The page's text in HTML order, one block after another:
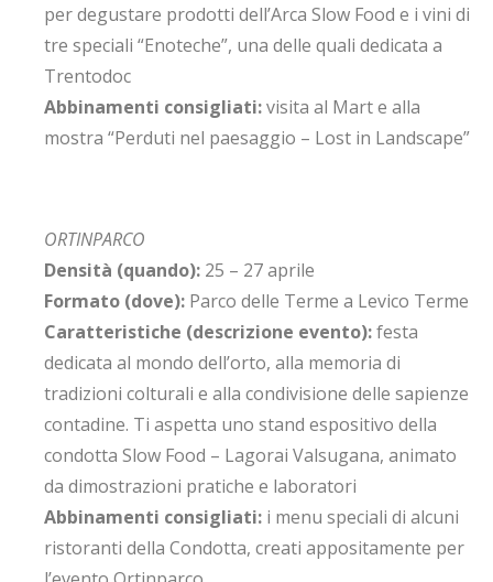
per degustare prodotti dell’Arca Slow Food e i vini di
tre speciali “Enoteche”, una delle quali dedicata a
Trentodoc
Abbinamenti consigliati:visita al Mart e alla
mostra “Perduti nel paesaggio – Lost in Landscape”
ORTINPARCO
Densità (quando): 25 – 27 aprile
Formato (dove): Parco delle Terme a Levico Terme
Caratteristiche (descrizione evento):festa
dedicata al mondo dell’orto, alla memoria di
tradizioni colturali e alla condivisione delle sapienze
contadine. Ti aspetta uno stand espositivo della
condotta Slow Food – Lagorai Valsugana, animato
da dimostrazioni pratiche e laboratori
Abbinamenti consigliati: i menu speciali di alcuni
ristoranti della Condotta, creati appositamente per